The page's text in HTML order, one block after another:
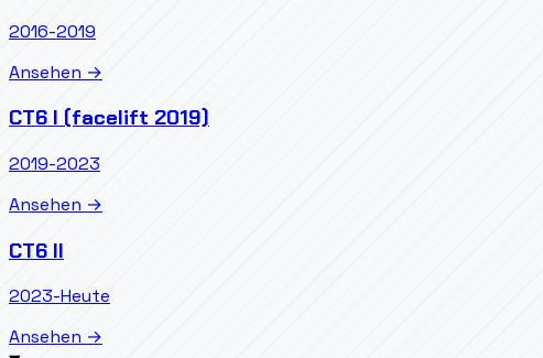
2016-2019
Ansehen →
CT6 I (facelift 2019)
2019-2023
Ansehen →
CT6 II
2023-Heute
Ansehen →